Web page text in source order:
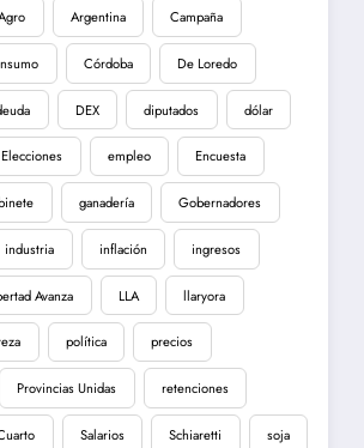
Argentina Campaña
Córdoba De Loredo
DEX diputados dólar
Elecciones empleo Encuesta
ganadería Gobernadores
industria inflación ingresos
Avanza LLA llaryora
política precios
Provincias Unidas retenciones
Salarios Schiaretti soja